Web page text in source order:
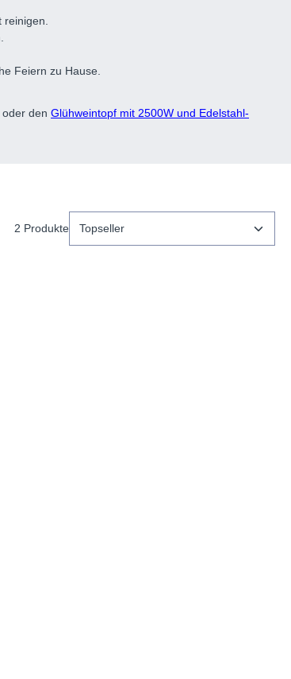
Feiern zu Hause.
oder den Glühweintopf mit 2500W und Edelstahl-
2 Produkte